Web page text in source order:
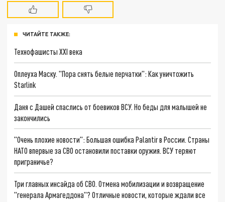
ЧИТАЙТЕ ТАКЖЕ:
Технофашисты XXI века
Оплеуха Маску. "Пора снять белые перчатки": Как уничтожить
Starlink
Даня с Дашей спаслись от боевиков ВСУ. Но беды для малышей не
закончились
"Очень плохие новости": Большая ошибка Palantir в России. Страны
НАТО впервые за СВО остановили поставки оружия. ВСУ теряют
приграничье?
Три главных инсайда об СВО. Отмена мобилизации и возвращение
"генерала Армагеддона"? Отличные новости, которые ждали все